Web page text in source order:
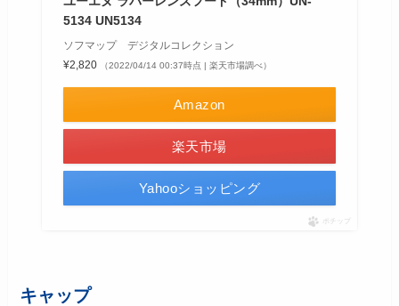
5134 UN5134
ソフマップ デジタルコレクション
¥2,820
（2022/04/14 00:37時点 | 楽天市場調べ）
Amazon
楽天市場
Yahooショッピング
ポチップ
キャップ